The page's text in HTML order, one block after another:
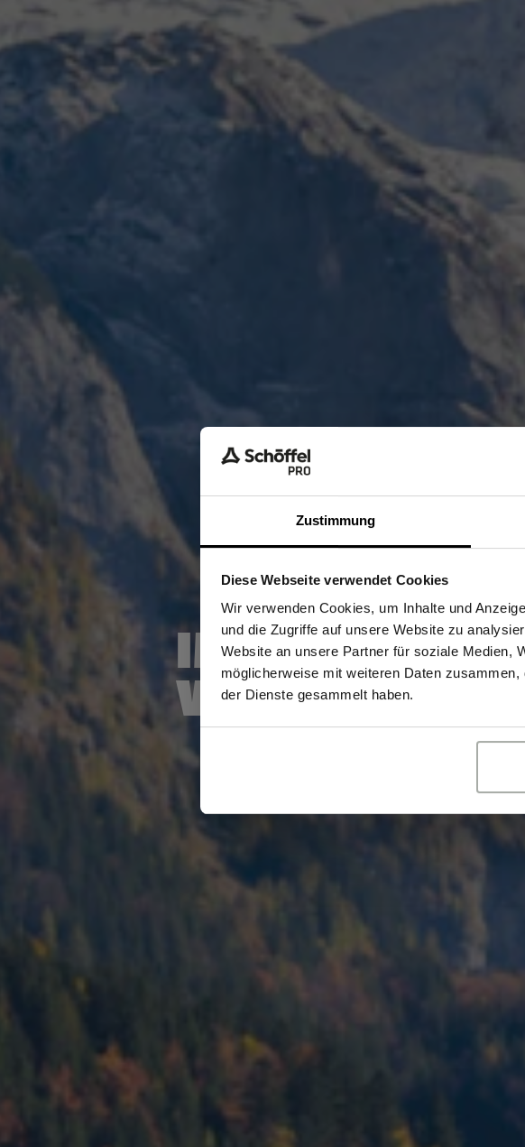
Zustimmung
Diese Webseite verwendet Cookies
Wir verwenden Cookies, um Inhalte und
und die Zugriffe auf unsere Website zu
Website an unsere Partner für soziale Medien,
möglicherweise mit weiteren Daten
der Dienste gesammelt haben.
IM ZEICHEN
Sind
Ich bestätige, dass ich
GEWERBETREIBENDER